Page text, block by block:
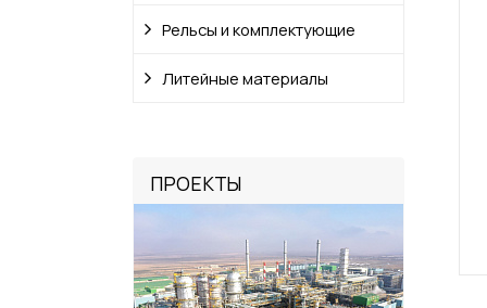
Рельсы и комплектующие
Литейные материалы
ПРОЕКТЫ